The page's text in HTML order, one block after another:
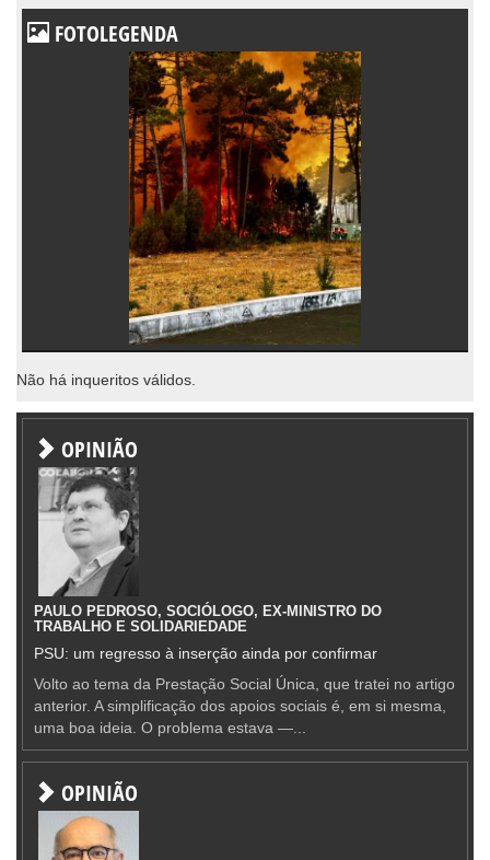
FOTOLEGENDA
Não há inqueritos válidos.
OPINIÃO
PAULO PEDROSO, SOCIÓLOGO, EX-MINISTRO DO
TRABALHO E SOLIDARIEDADE
PSU: um regresso à inserção ainda por confirmar
Volto ao tema da Prestação Social Única, que tratei no artigo
anterior. A simplificação dos apoios sociais é, em si mesma,
uma boa ideia. O problema estava —...
OPINIÃO